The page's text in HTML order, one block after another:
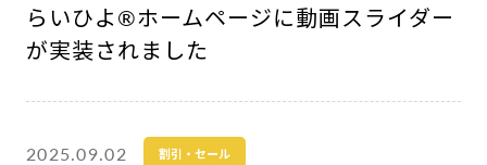
らいひよ®︎ホームページに動画スライダー
が実装されました
2025.09.02 割引・セール